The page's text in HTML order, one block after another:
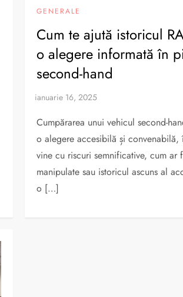
GENERALE
Cum te ajută istoricul
o alegere informată în
second-hand
Cumpărarea unui vehicul second-
o alegere accesibilă și convenabilă,
vine cu riscuri semnificative, cum ar
manipulate sau istoricul ascuns al
o […]